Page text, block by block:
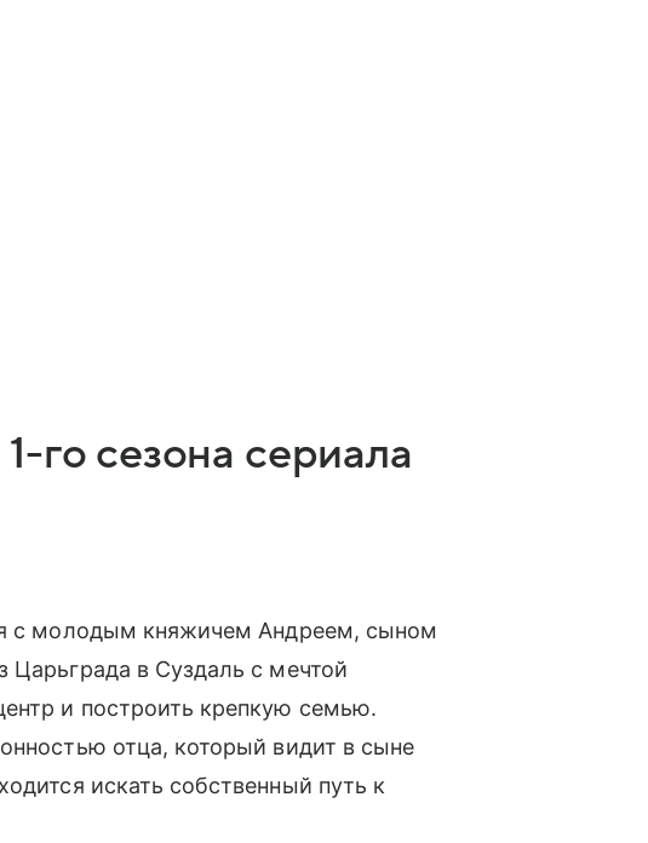
го сезона сериала
с молодым княжичем Андреем, сыном
в Суздаль с мечтой
и построить крепкую семью.
отца, который видит в сыне
искать собственный путь к